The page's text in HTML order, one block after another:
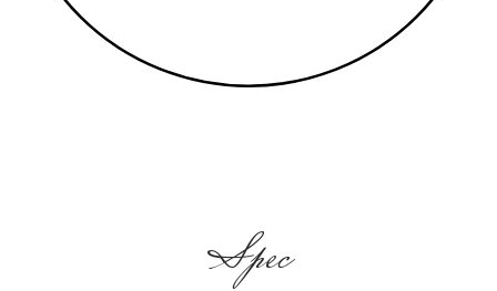
Spec